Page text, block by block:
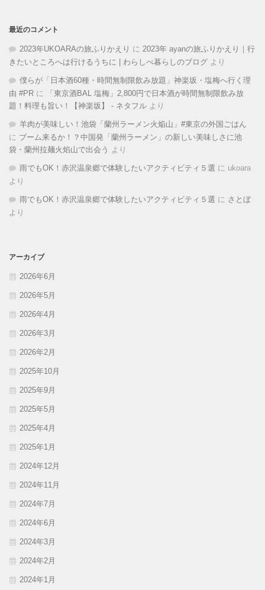
最近のコメント
2023年UKOARAの旅ふりかえり に 2023年 ayanの旅ふりかえり｜行
きたいところへは行けるうちに | わらしべ暮らしのブログ より
僕らが「日本酒60種・時間無制限飲み放題」神楽坂・塩梅へ行く理
由 #PR に
「東京酒BAL 塩梅」2,800円で日本酒が時間無制限飲み放
題！料理も旨い！【神楽坂】 - ネタフル より
羊肉が美味しい！池袋「蘭州ラーメン火焔山」#東京の外国ごはん
に ブーム来るか！？中国発「蘭州ラーメン」の新しい美味しさに池
袋・蘭州拉麺火焰山で出会う より
雨でもOK！赤沢温泉郷で体験したいアクティビティ５選 に ukoara
より
雨でもOK！赤沢温泉郷で体験したいアクティビティ５選 に さとぼ
より
アーカイブ
2026年6月
2026年5月
2026年4月
2026年3月
2026年2月
2025年10月
2025年9月
2025年5月
2025年4月
2025年1月
2024年12月
2024年11月
2024年7月
2024年6月
2024年3月
2024年2月
2024年1月